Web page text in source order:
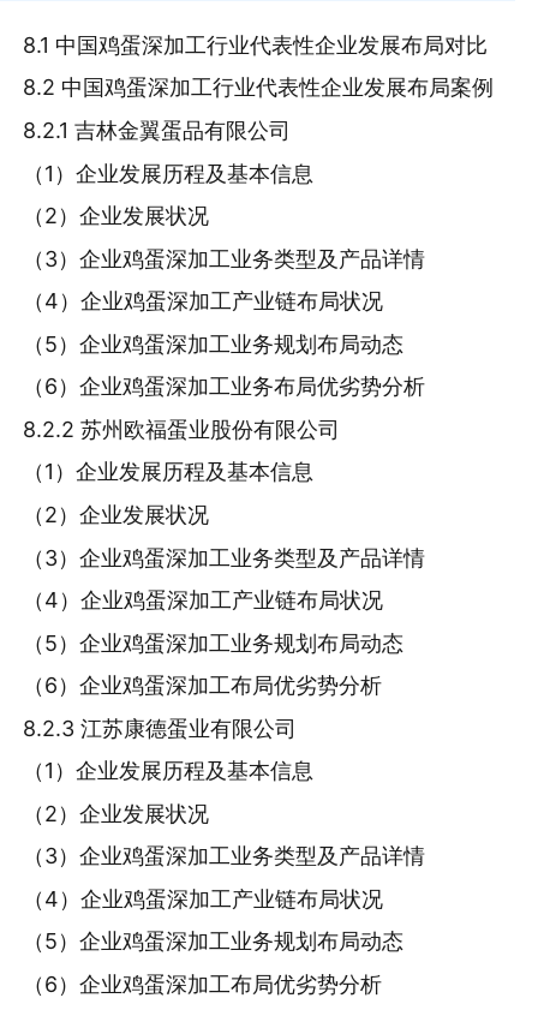
8.1 中国鸡蛋深加工行业代表性企业发展布局对比
8.2 中国鸡蛋深加工行业代表性企业发展布局案例
8.2.1 吉林金翼蛋品有限公司
（1）企业发展历程及基本信息
（2）企业发展状况
（3）企业鸡蛋深加工业务类型及产品详情
（4）企业鸡蛋深加工产业链布局状况
（5）企业鸡蛋深加工业务规划布局动态
（6）企业鸡蛋深加工业务布局优劣势分析
8.2.2 苏州欧福蛋业股份有限公司
（1）企业发展历程及基本信息
（2）企业发展状况
（3）企业鸡蛋深加工业务类型及产品详情
（4）企业鸡蛋深加工产业链布局状况
（5）企业鸡蛋深加工业务规划布局动态
（6）企业鸡蛋深加工布局优劣势分析
8.2.3 江苏康德蛋业有限公司
（1）企业发展历程及基本信息
（2）企业发展状况
（3）企业鸡蛋深加工业务类型及产品详情
（4）企业鸡蛋深加工产业链布局状况
（5）企业鸡蛋深加工业务规划布局动态
（6）企业鸡蛋深加工布局优劣势分析